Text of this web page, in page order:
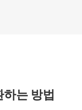
는 방법